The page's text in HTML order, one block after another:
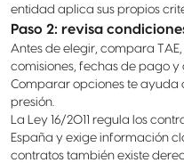
entidad aplica sus propios
Paso 2: revisa
Antes de elegir, compara
comisiones, fechas de pago
Comparar opciones te ayuda
presión.
La Ley 16/2011 regula los
España y exige información
contratos también existe